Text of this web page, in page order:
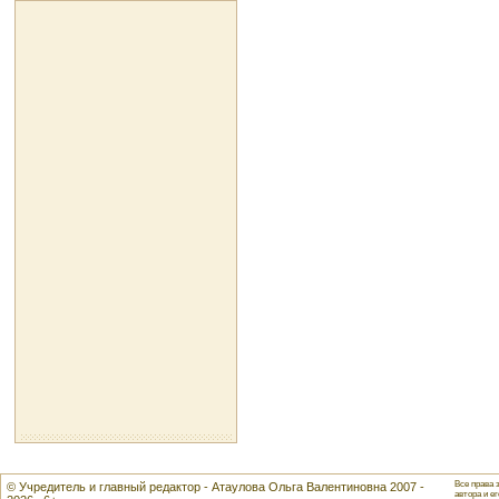
© Учредитель и главный редактор - Атаулова Ольга Валентиновна 2007 -
Все права
автора и